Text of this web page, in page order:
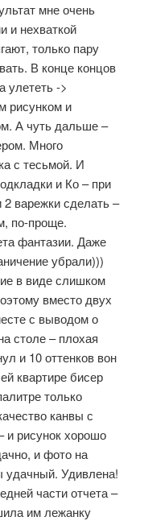
мне очень
и нехваткой
только пару
В конце концов
улететь ->
рисунком и
А чуть дальше –
Много
с тесьмой. И
и Ко – при
варежки сделать –
по-проще.
фантазии. Даже
убрали)))
в виде слишком
вместо двух
с выводом о
столе – плохая
и 10 оттенков вон
квартире бисер
только
канвы с
и рисунок хорошо
и фото на
удачный. Удивлена!
части отчета –
им лежанку